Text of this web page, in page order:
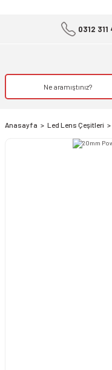
0312 311
Anasayfa Led Lens Çeşitleri